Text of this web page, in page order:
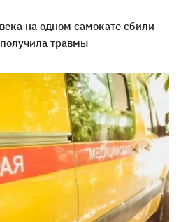
на одном самокате сбили
травмы